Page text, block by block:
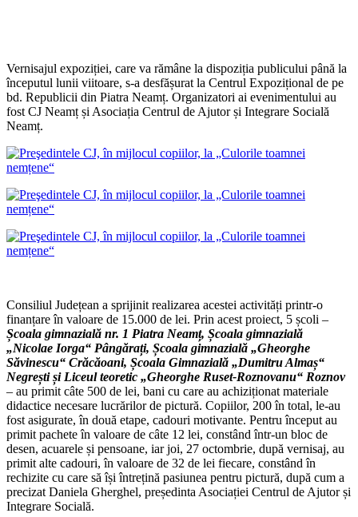
Vernisajul expoziției, care va rămâne la dispoziția publicului până la
începutul lunii viitoare, s-a desfășurat la Centrul Expozițional de pe
bd. Republicii din Piatra Neamț. Organizatori ai evenimentului au
fost CJ Neamț și Asociația Centrul de Ajutor și Integrare Socială
Neamț.
Consiliul Județean a sprijinit realizarea acestei activități printr-o
finanțare în valoare de 15.000 de lei. Prin acest proiect, 5 școli –
Școala gimnazială nr. 1 Piatra Neamț, Școala gimnazială
„Nicolae Iorga“ Pângărați, Școala gimnazială „Gheorghe
Săvinescu“ Crăcăoani, Școala Gimnazială „Dumitru Almaș“
Negrești și Liceul teoretic „Gheorghe Ruset-Roznovanu“ Roznov
– au primit câte 500 de lei, bani cu care au achiziționat materiale
didactice necesare lucrărilor de pictură. Copiilor, 200 în total, le-au
fost asigurate, în două etape, cadouri motivante. Pentru început au
primit pachete în valoare de câte 12 lei, constând într-un bloc de
desen, acuarele și pensoane, iar joi, 27 octombrie, după vernisaj, au
primit alte cadouri, în valoare de 32 de lei fiecare, constând în
rechizite cu care să își întrețină pasiunea pentru pictură, după cum a
precizat Daniela Gherghel, președinta Asociației Centrul de Ajutor și
Integrare Socială.